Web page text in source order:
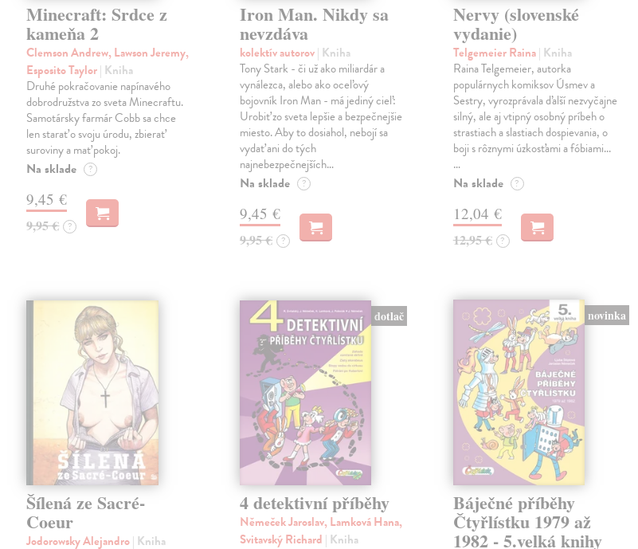
Minecraft: Srdce z
kameňa 2
Clemson Andrew, Lawson Jeremy,
Esposito Taylor| Kniha
Druhé pokračovanie napínavého
dobrodružstva zo sveta Minecraftu.
Samotársky farmár Cobb sa chce
len starať o svoju úrodu, zbierať
suroviny a mať pokoj.
Na sklade ?
9,45 €
9,95 € ?
Iron Man. Nikdy sa
nevzdáva
kolektív autorov| Kniha
Tony Stark - či už ako miliardár a
vynálezca, alebo ako oceľový
bojovník Iron Man - má jediný cieľ:
Urobiť zo sveta lepšie a bezpečnejšie
miesto. Aby to dosiahol, nebojí sa
vydať ani do tých
najnebezpečnejších…
Na sklade ?
9,45 €
9,95 € ?
Nervy (slovenské
vydanie)
Telgemeier Raina| Kniha
Raina Telgemeier, autorka
populárnych komiksov Úsmev a
Sestry, vyrozprávala ďalší nezvyčajne
silný, ale aj vtipný osobný príbeh o
strastiach a slastiach dospievania, o
boji s rôznymi úzkosťami a fóbiami...
…
Na sklade ?
12,04 €
12,95 € ?
Šílená ze Sacré-
Coeur
Jodorowsky Alejandro| Kniha
dotlač
4 detektivní příběhy
Němeček Jaroslav, Lamková Hana,
Svitavský Richard | Kniha
novinka
Báječné příběhy
Čtyřlístku 1979 až
1982 - 5.velká knihy